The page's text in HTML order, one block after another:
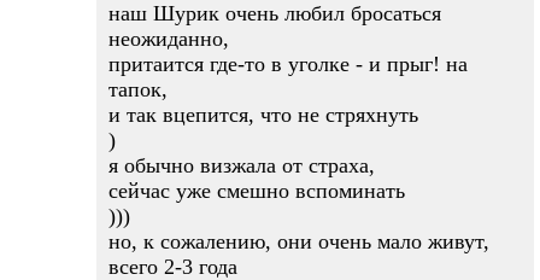
наш Шурик очень любил бросаться
неожиданно,
притаится где-то в уголке - и прыг! на
тапок,
и так вцепится, что не стряхнуть
)
я обычно визжала от страха,
сейчас уже смешно вспоминать
)))
но, к сожалению, они очень мало живут,
всего 2-3 года